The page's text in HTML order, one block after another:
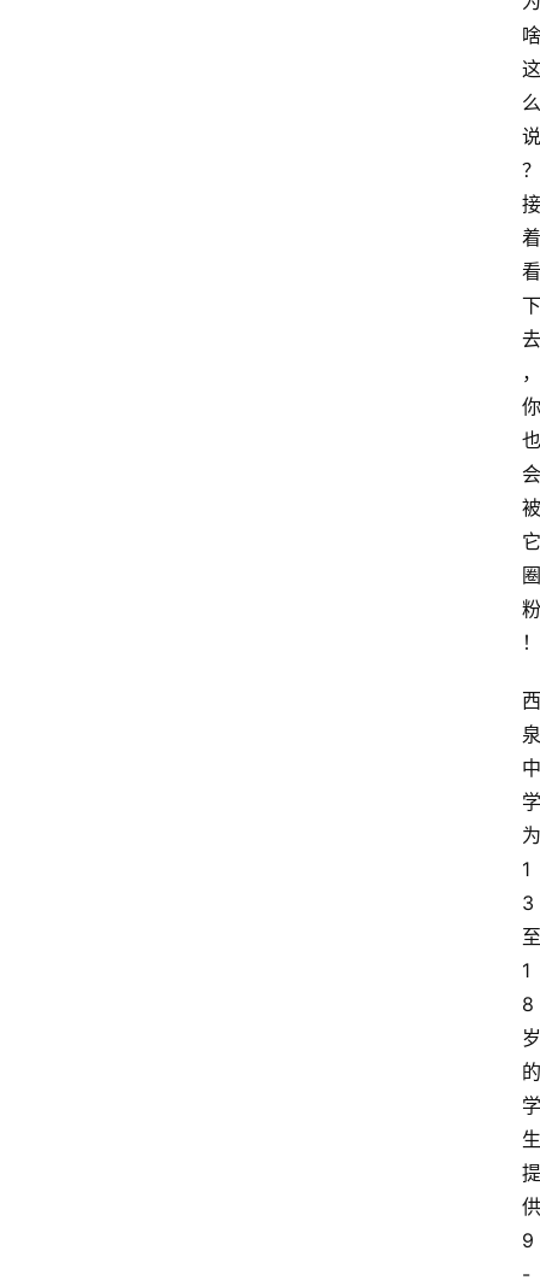
啥
这
么
说
？
接
着
看
下
去
，
你
也
会
被
它
圈
粉
！
西
泉
中
学
为
1
3
至
1
8
岁
的
学
生
提
供
9
-